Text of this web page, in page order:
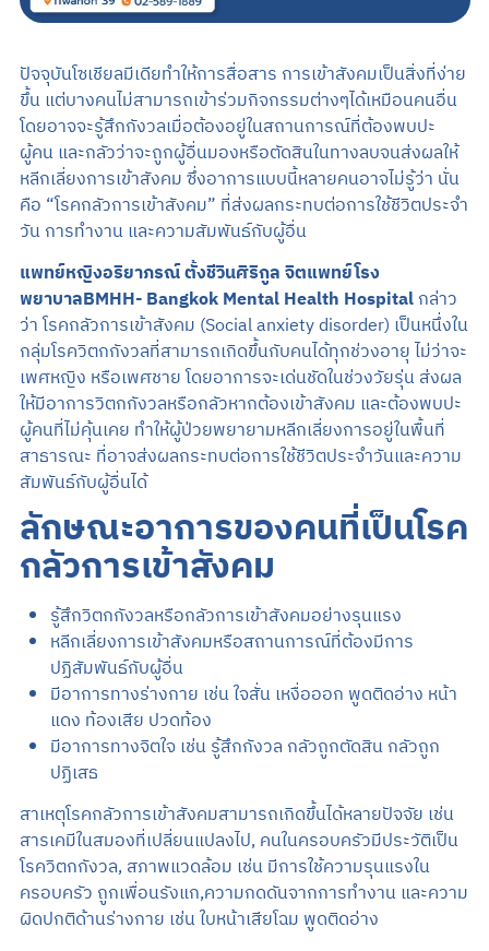
ปัจจุบันโซเชียลมีเดียทำให้การสื่อสาร การเข้าสังคมเป็นสิ่งที่ง่าย
ขึ้น แต่บางคนไม่สามารถเข้าร่วมกิจกรรมต่างๆได้เหมือนคนอื่น
โดยอาจจะรู้สึกกังวลเมื่อต้องอยู่ในสถานการณ์ที่ต้องพบปะ
ผู้คน และกลัวว่าจะถูกผู้อื่นมองหรือตัดสินในทางลบจนส่งผลให้
หลีกเลี่ยงการเข้าสังคม ซึ่งอาการแบบนี้หลายคนอาจไม่รู้ว่า นั่น
คือ “โรคกลัวการเข้าสังคม” ที่ส่งผลกระทบต่อการใช้ชีวิตประจำ
วัน การทำงาน และความสัมพันธ์กับผู้อื่น
แพทย์หญิงอริยาภรณ์ ตั้งชีวินศิริกูล จิตแพทย์โรง
พยาบาลBMHH- Bangkok Mental Health Hospitalกล่าว
ว่า โรคกลัวการเข้าสังคม (Social anxiety disorder) เป็นหนึ่งใน
กลุ่มโรควิตกกังวลที่สามารถเกิดขึ้นกับคนได้ทุกช่วงอายุ ไม่ว่าจะ
เพศหญิง หรือเพศชาย โดยอาการจะเด่นชัดในช่วงวัยรุ่น ส่งผล
ให้มีอาการวิตกกังวลหรือกลัวหากต้องเข้าสังคม และต้องพบปะ
ผู้คนที่ไม่คุ้นเคย ทำให้ผู้ป่วยพยายามหลีกเลี่ยงการอยู่ในพื้นที่
สาธารณะ ที่อาจส่งผลกระทบต่อการใช้ชีวิตประจำวันและความ
สัมพันธ์กับผู้อื่นได้
ลักษณะอาการของคนที่เป็นโรค
กลัวการเข้าสังคม
รู้สึกวิตกกังวลหรือกลัวการเข้าสังคมอย่างรุนแรง
หลีกเลี่ยงการเข้าสังคมหรือสถานการณ์ที่ต้องมีการ
ปฏิสัมพันธ์กับผู้อื่น
มีอาการทางร่างกาย เช่น ใจสั่น เหงื่อออก พูดติดอ่าง หน้า
แดง ท้องเสีย ปวดท้อง
มีอาการทางจิตใจ เช่น รู้สึกกังวล กลัวถูกตัดสิน กลัวถูก
ปฏิเสธ
สาเหตุโรคกลัวการเข้าสังคมสามารถเกิดขึ้นได้หลายปัจจัย เช่น
สารเคมีในสมองที่เปลี่ยนแปลงไป, คนในครอบครัวมีประวัติเป็น
โรควิตกกังวล, สภาพแวดล้อม เช่น มีการใช้ความรุนแรงใน
ครอบครัว ถูกเพื่อนรังแก,ความกดดันจากการทำงาน และความ
ผิดปกติด้านร่างกาย เช่น ใบหน้าเสียโฉม พูดติดอ่าง